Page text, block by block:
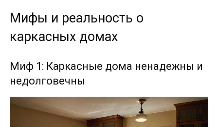
Мифы и реальность о
каркасных домах
Миф 1: Каркасные дома ненадежны и
недолговечны